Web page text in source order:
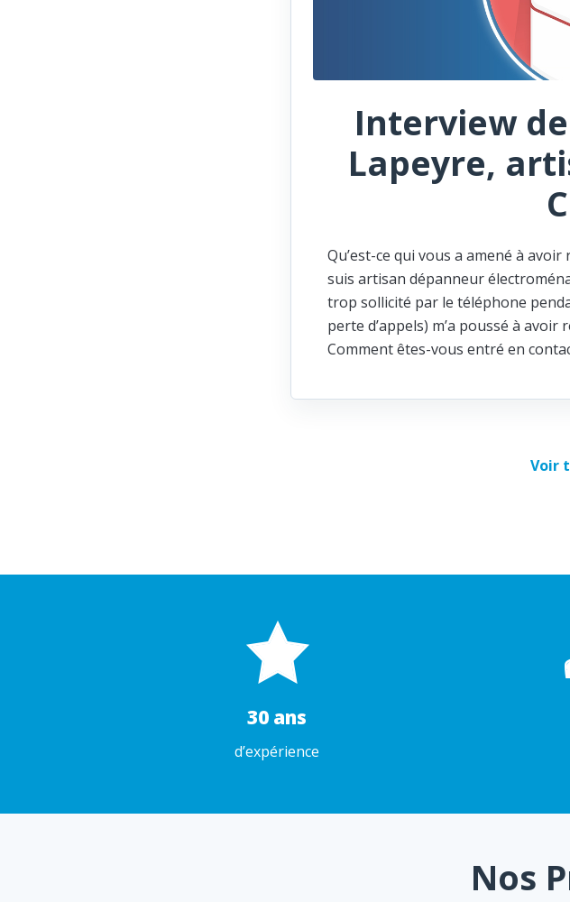
Interview
Lapeyre,
Qu’est-ce qui vous a amené à
suis artisan dépanneur
trop sollicité par le téléphone
perte d’appels) m’a poussé à
Comment êtes-vous entré en
Voir
30 ans
d’expérience
Nos